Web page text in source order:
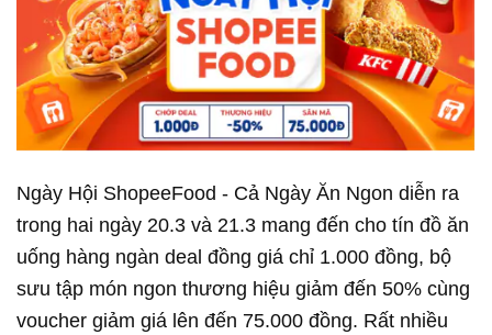
Ngày Hội ShopeeFood - Cả Ngày Ăn Ngon diễn ra
trong hai ngày 20.3 và 21.3 mang đến cho tín đồ ăn
uống hàng ngàn deal đồng giá chỉ 1.000 đồng, bộ
sưu tập món ngon thương hiệu giảm đến 50% cùng
voucher giảm giá lên đến 75.000 đồng. Rất nhiều